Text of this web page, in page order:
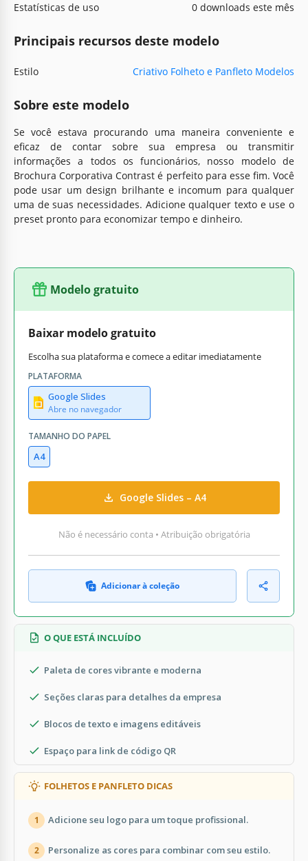
Estatísticas de uso
0 downloads este mês
Principais recursos deste modelo
Estilo Criativo Folheto e Panfleto Modelos
Sobre este modelo
Se você estava procurando uma maneira conveniente e
eficaz de contar sobre sua empresa ou transmitir
informações a todos os funcionários, nosso modelo de
Brochura Corporativa Contrast é perfeito para esse fim. Você
pode usar um design brilhante e incomum para qualquer
uma de suas necessidades. Adicione qualquer texto e use o
preset pronto para economizar tempo e dinheiro.
Modelo gratuito
Baixar modelo gratuito
Escolha sua plataforma e comece a editar imediatamente
PLATAFORMA
Google Slides
Abre no navegador
TAMANHO DO PAPEL
A4
Google Slides – A4
Não é necessário conta • Atribuição obrigatória
Adicionar à coleção
O QUE ESTÁ INCLUÍDO
Paleta de cores vibrante e moderna
Seções claras para detalhes da empresa
Blocos de texto e imagens editáveis
Espaço para link de código QR
FOLHETOS E PANFLETO DICAS
1 Adicione seu logo para um toque profissional.
2 Personalize as cores para combinar com seu estilo.